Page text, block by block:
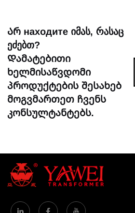
Არ находите იმას, რასაც
ეძებთ?
Დამატებითი
ხელმისაწვდომი
პროდუქტების შესახებ
მოგვმართეთ ჩვენს
კონსულტანტებს.